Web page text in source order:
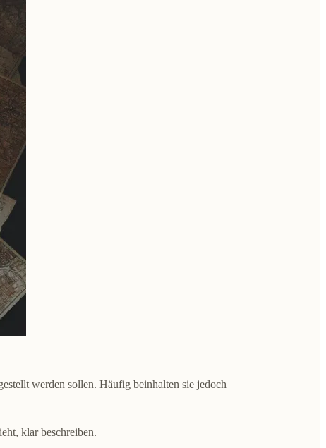
werden sollen. Häufig beinhalten sie jedoch
klar beschreiben.